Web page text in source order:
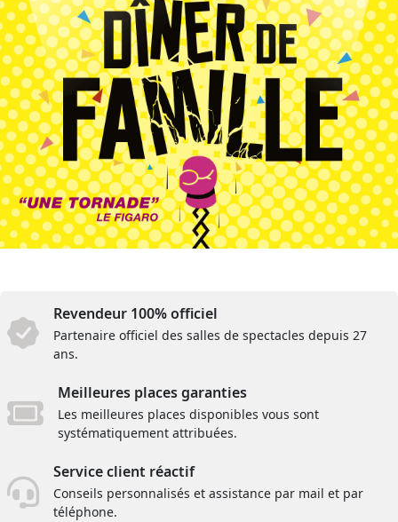
Revendeur 100% officiel
Partenaire officiel des salles de spectacles depuis 27
ans.
Meilleures places garanties
Les meilleures places disponibles vous sont
systématiquement attribuées.
Service client réactif
Conseils personnalisés et assistance par mail et par
téléphone.